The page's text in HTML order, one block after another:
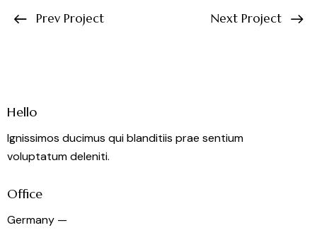
Prev Project Next Project
Hello
Ignissimos ducimus qui blanditiis prae sentium
voluptatum deleniti.
Office
Germany —